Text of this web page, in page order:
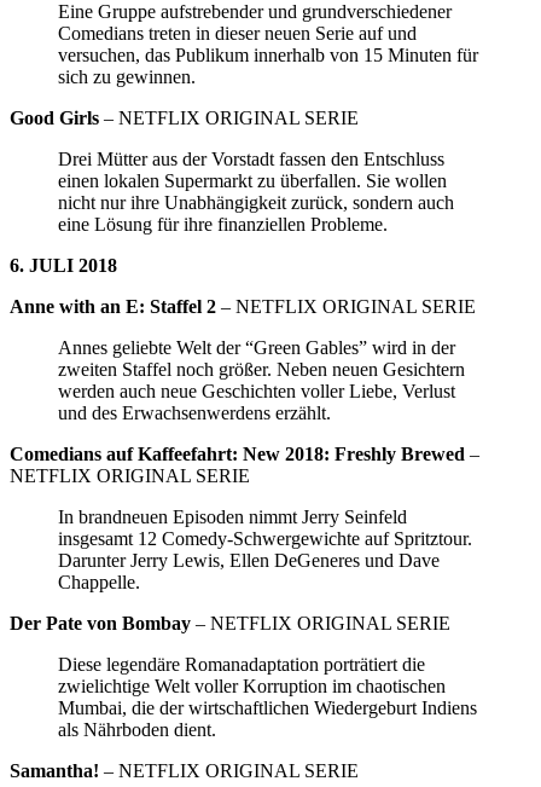
Eine Gruppe aufstrebender und grundverschiedener
Comedians treten in dieser neuen Serie auf und
versuchen, das Publikum innerhalb von 15 Minuten für
sich zu gewinnen.
Good Girls – NETFLIX ORIGINAL SERIE
Drei Mütter aus der Vorstadt fassen den Entschluss
einen lokalen Supermarkt zu überfallen. Sie wollen
nicht nur ihre Unabhängigkeit zurück, sondern auch
eine Lösung für ihre finanziellen Probleme.
6. JULI 2018
Anne with an E: Staffel 2 – NETFLIX ORIGINAL SERIE
Annes geliebte Welt der “Green Gables” wird in der
zweiten Staffel noch größer. Neben neuen Gesichtern
werden auch neue Geschichten voller Liebe, Verlust
und des Erwachsenwerdens erzählt.
Comedians auf Kaffeefahrt: New 2018: Freshly Brewed –
NETFLIX ORIGINAL SERIE
In brandneuen Episoden nimmt Jerry Seinfeld
insgesamt 12 Comedy-Schwergewichte auf Spritztour.
Darunter Jerry Lewis, Ellen DeGeneres und Dave
Chappelle.
Der Pate von Bombay – NETFLIX ORIGINAL SERIE
Diese legendäre Romanadaptation porträtiert die
zwielichtige Welt voller Korruption im chaotischen
Mumbai, die der wirtschaftlichen Wiedergeburt Indiens
als Nährboden dient.
Samantha! – NETFLIX ORIGINAL SERIE